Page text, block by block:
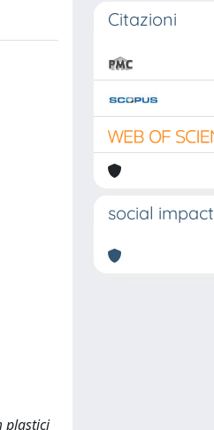
plastici
Citazioni
social impact